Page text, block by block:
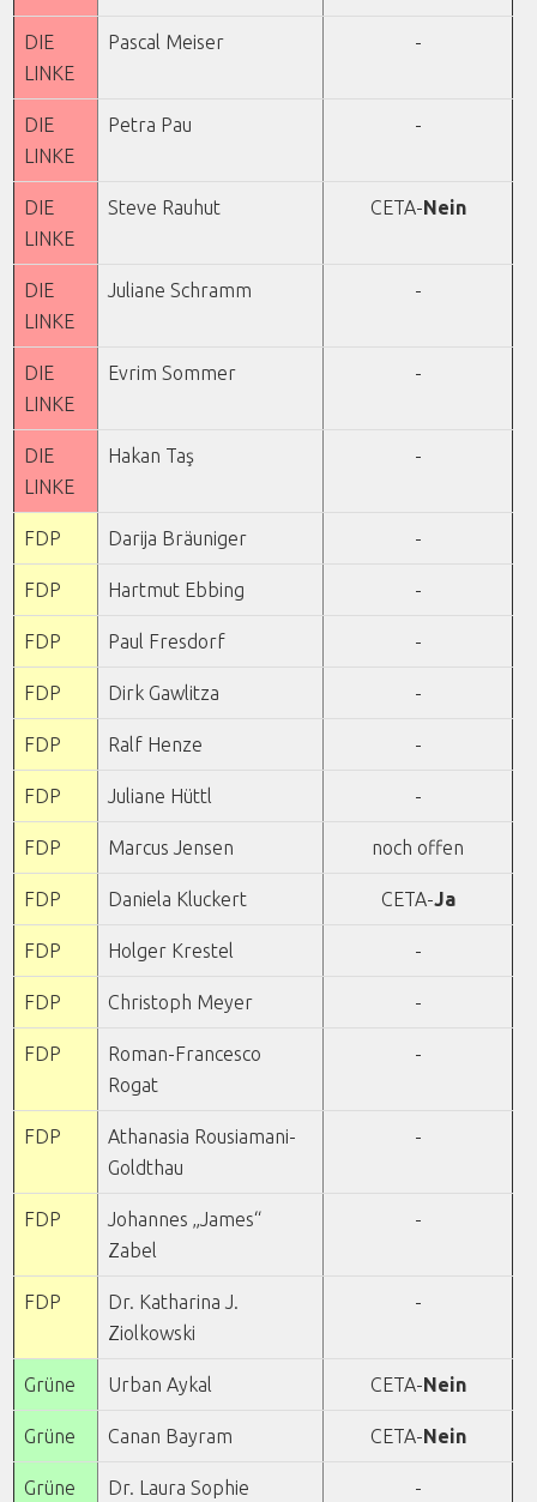
DIE
LINKE
Pascal Meiser -
DIE
LINKE
Petra Pau -
DIE
LINKE
Steve Rauhut CETA-Nein
DIE
LINKE
Juliane Schramm -
DIE
LINKE
Evrim Sommer -
DIE
LINKE
Hakan Taş -
FDP Darija Bräuniger -
FDP Hartmut Ebbing -
FDP Paul Fresdorf -
FDP Dirk Gawlitza -
FDP Ralf Henze -
FDP Juliane Hüttl -
FDP Marcus Jensen noch offen
FDP Daniela Kluckert CETA-Ja
FDP Holger Krestel -
FDP Christoph Meyer -
FDP
Roman-Francesco
Rogat
-
FDP
Athanasia Rousiamani-
Goldthau
-
FDP
Johannes „James“
Zabel
-
FDP
Dr. Katharina J.
Ziolkowski
-
Grüne Urban Aykal CETA-Nein
Grüne Canan Bayram CETA-Nein
Grüne
Dr. Laura Sophie
-